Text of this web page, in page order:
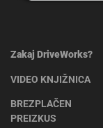
Zakaj DriveWorks?
VIDEO KNJIŽNICA
BREZPLAČEN
PREIZKUS